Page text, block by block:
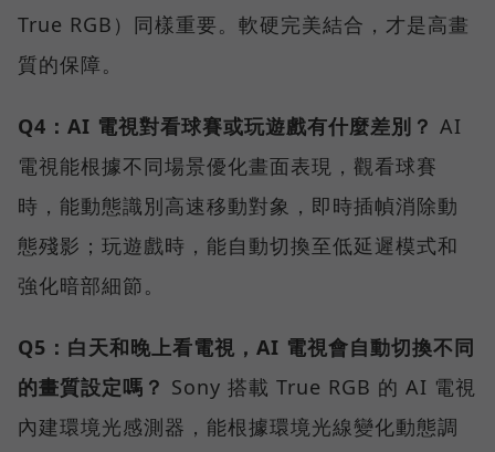
True RGB）同樣重要。軟硬完美結合，才是高畫
質的保障。
Q4：AI 電視對看球賽或玩遊戲有什麼差別？ AI
電視能根據不同場景優化畫面表現，觀看球賽
時，能動態識別高速移動對象，即時插幀消除動
態殘影；玩遊戲時，能自動切換至低延遲模式和
強化暗部細節。
Q5：白天和晚上看電視，AI 電視會自動切換不同
的畫質設定嗎？ Sony 搭載 True RGB 的 AI 電視
內建環境光感測器，能根據環境光線變化動態調